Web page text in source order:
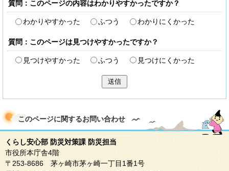
質問：このページの内容はわかりやすかったですか？
わかりやすかった ふつう わかりにくかった
質問：このページは見つけやすかったですか？
見つけやすかった ふつう 見つけにくかった
送信
このページに関するお問い合わせ
くらし安心部 防災対策課 防災担当
市役所本庁舎4階
〒253-8686 茅ヶ崎市茅ヶ崎一丁目1番1号